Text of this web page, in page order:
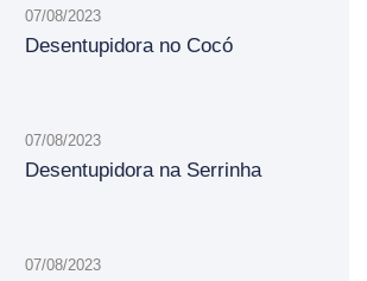
07/08/2023
Desentupidora no Cocó
07/08/2023
Desentupidora na Serrinha
07/08/2023